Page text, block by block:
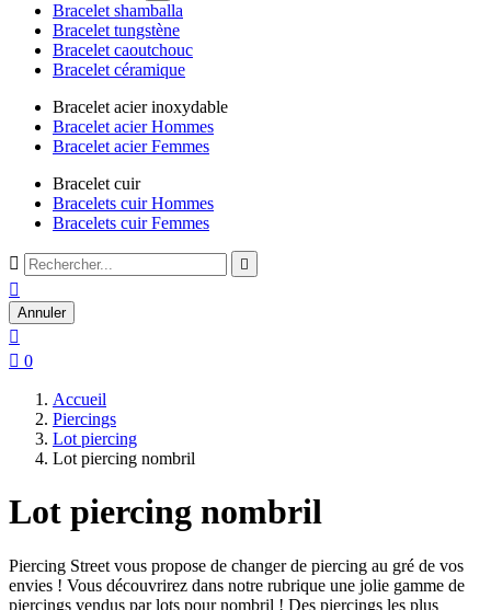
Bracelet shamballa
Bracelet tungstène
Bracelet caoutchouc
Bracelet céramique
Bracelet acier inoxydable
Bracelet acier Hommes
Bracelet acier Femmes
Bracelet cuir
Bracelets cuir Hommes
Bracelets cuir Femmes
 

Annuler

 0
Accueil
Piercings
Lot piercing
Lot piercing nombril
Lot piercing nombril
Piercing Street vous propose de changer de piercing au gré de vos
envies ! Vous découvrirez dans notre rubrique une jolie gamme de
piercings vendus par lots pour nombril ! Des piercings les plus